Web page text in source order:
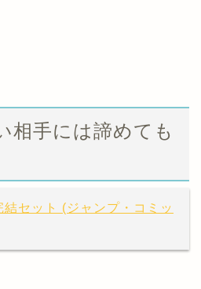
相手には諦めても
セット (ジャンプ・コミッ